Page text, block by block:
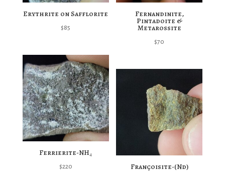
Erythrite on Safflorite
$85
Fernandinite,
Pintadoite &
Metarossite
$70
Ferrierite-NH₄
$220 Françoisite-(Nd)